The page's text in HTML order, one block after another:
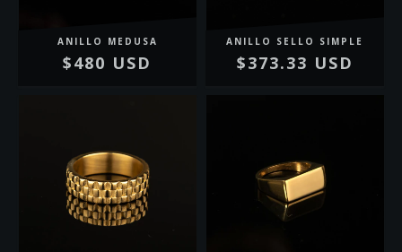
ANILLO MEDUSA
$480 USD
ANILLO SELLO SIMPLE
$373.33 USD